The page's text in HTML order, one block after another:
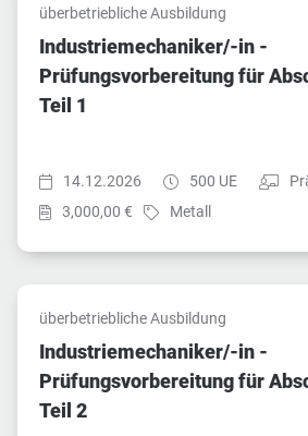
überbetriebliche Ausbildung
Industriemechaniker/-in -
Prüfungsvorbereitung für
Teil 1
Startzeit:
14.12.2026 Dauer:
500 UE
Preis:
3,000,00 € Fach:
Metall
überbetriebliche Ausbildung
Industriemechaniker/-in -
Prüfungsvorbereitung für
Teil 2